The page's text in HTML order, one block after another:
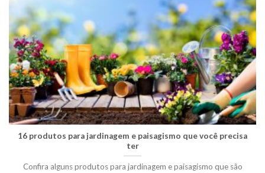
16 produtos para jardinagem e paisagismo que você precisa
ter
Confira alguns produtos para jardinagem e paisagismo que são